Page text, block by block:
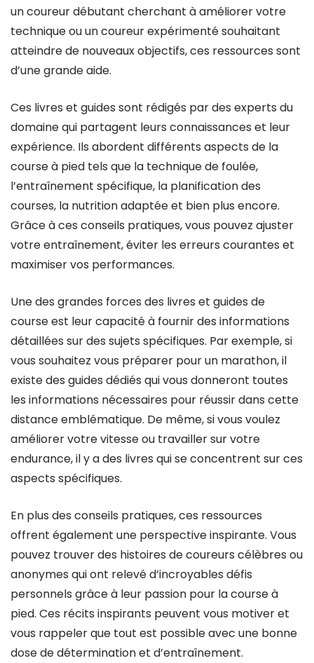
un coureur débutant cherchant à améliorer votre
technique ou un coureur expérimenté souhaitant
atteindre de nouveaux objectifs, ces ressources sont
d’une grande aide.
Ces livres et guides sont rédigés par des experts du
domaine qui partagent leurs connaissances et leur
expérience. Ils abordent différents aspects de la
course à pied tels que la technique de foulée,
l’entraînement spécifique, la planification des
courses, la nutrition adaptée et bien plus encore.
Grâce à ces conseils pratiques, vous pouvez ajuster
votre entraînement, éviter les erreurs courantes et
maximiser vos performances.
Une des grandes forces des livres et guides de
course est leur capacité à fournir des informations
détaillées sur des sujets spécifiques. Par exemple, si
vous souhaitez vous préparer pour un marathon, il
existe des guides dédiés qui vous donneront toutes
les informations nécessaires pour réussir dans cette
distance emblématique. De même, si vous voulez
améliorer votre vitesse ou travailler sur votre
endurance, il y a des livres qui se concentrent sur ces
aspects spécifiques.
En plus des conseils pratiques, ces ressources
offrent également une perspective inspirante. Vous
pouvez trouver des histoires de coureurs célèbres ou
anonymes qui ont relevé d’incroyables défis
personnels grâce à leur passion pour la course à
pied. Ces récits inspirants peuvent vous motiver et
vous rappeler que tout est possible avec une bonne
dose de détermination et d’entraînement.